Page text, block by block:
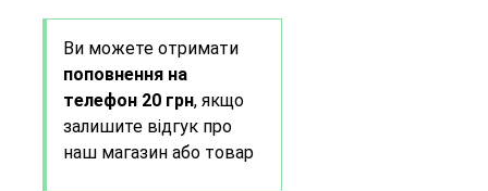
Ви можете отримати
поповнення на
телефон 20 грн, якщо
залишите відгук про
наш магазин або товар